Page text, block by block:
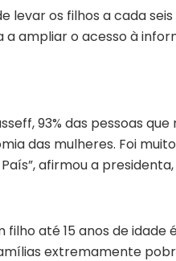
levar os filhos a cada
a ampliar o acesso à
93% das pessoas
das mulheres. Foi
afirmou a
até 15 anos de idade
extremamente